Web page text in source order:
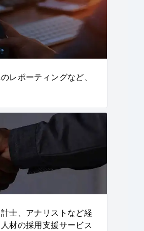
レポーティングなど、
士、アナリストなど経
材の採用支援サービス